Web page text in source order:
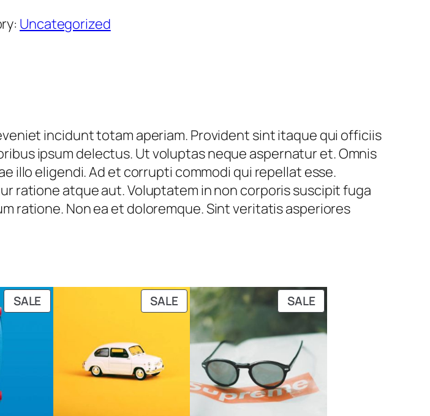
a
5
,
5
4
.
:
5
4
.
Uncategorized
incidunt totam aperiam. Provident sint itaque qui officiis
ipsum delectus. Ut voluptas neque aspernatur et. Omnis
illo eligendi. Ad et corrupti commodi qui repellat esse.
ratione atque aut. Voluptatem in non corporis suscipit fuga
ratione. Non ea et doloremque. Sint veritatis asperiores
SALEPRODUCT
ON
SALEPRODUCT
ON
SALE
SALEPRODUCT
ON
SALE